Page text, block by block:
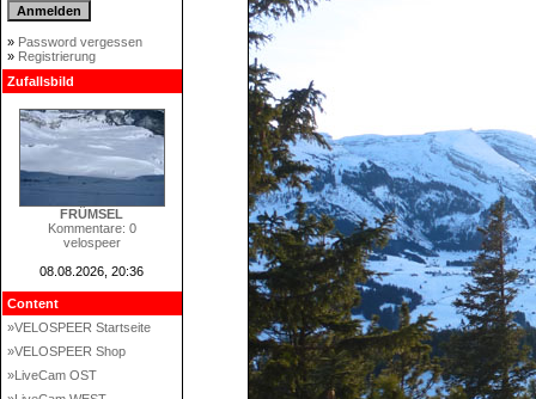
» Password vergessen
» Registrierung
Zufallsbild
FRÜMSEL
Kommentare: 0
velospeer
08.08.2026, 20:36
Content
»VELOSPEER Startseite
»VELOSPEER Shop
»LiveCam OST